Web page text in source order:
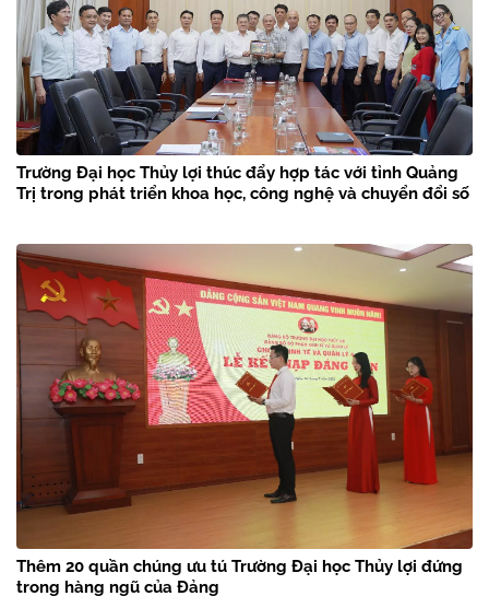
Trường Đại học Thủy lợi thúc đẩy hợp tác với tỉnh Quảng
Trị trong phát triển khoa học, công nghệ và chuyển đổi số
Thêm 20 quần chúng ưu tú Trường Đại học Thủy lợi đứng
trong hàng ngũ của Đảng